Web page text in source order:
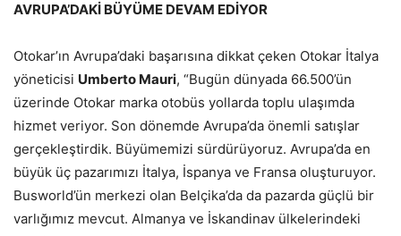
AVRUPA’DAKİ BÜYÜME DEVAM EDİYOR
Otokar’ın Avrupa’daki başarısına dikkat çeken Otokar İtalya
yöneticisi Umberto Mauri, “Bugün dünyada 66.500’ün
üzerinde Otokar marka otobüs yollarda toplu ulaşımda
hizmet veriyor. Son dönemde Avrupa’da önemli satışlar
gerçekleştirdik. Büyümemizi sürdürüyoruz. Avrupa’da en
büyük üç pazarımızı İtalya, İspanya ve Fransa oluşturuyor.
Busworld’ün merkezi olan Belçika’da da pazarda güçlü bir
varlığımız mevcut. Almanya ve İskandinav ülkelerindeki